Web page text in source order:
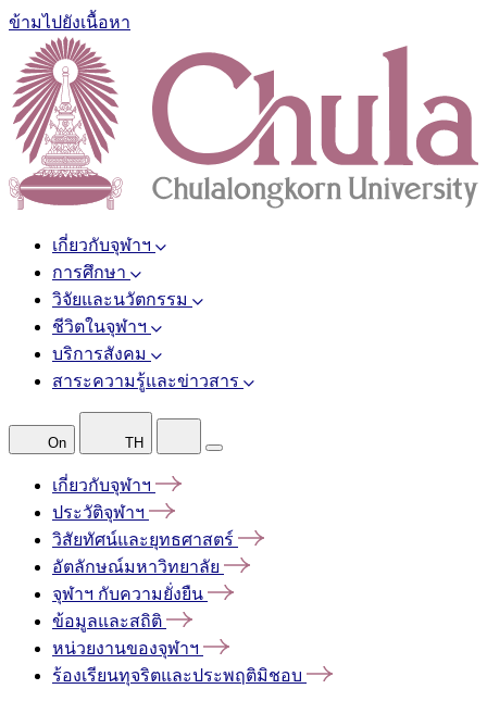
ข้ามไปยังเนื้อหา
เกี่ยวกับจุฬาฯ
การศึกษา
วิจัยและนวัตกรรม
ชีวิตในจุฬาฯ
บริการสังคม
สาระความรู้และข่าวสาร
On TH
เกี่ยวกับจุฬาฯ
ประวัติจุฬาฯ
วิสัยทัศน์และยุทธศาสตร์
อัตลักษณ์มหาวิทยาลัย
จุฬาฯ กับความยั่งยืน
ข้อมูลและสถิติ
หน่วยงานของจุฬาฯ
ร้องเรียนทุจริตและประพฤติมิชอบ